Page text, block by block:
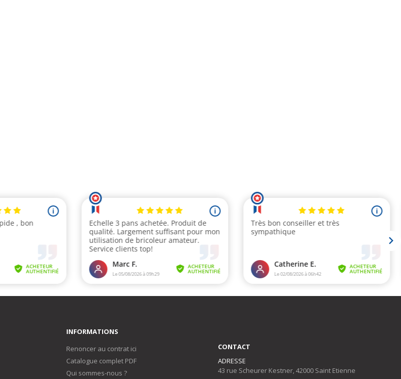
INFORMATIONS
Renoncer au contrat ici
Catalogue complet PDF
Qui sommes-nous ?
CONTACT
ADRESSE
43 rue Scheurer Kestner, 42000 Saint Etienne